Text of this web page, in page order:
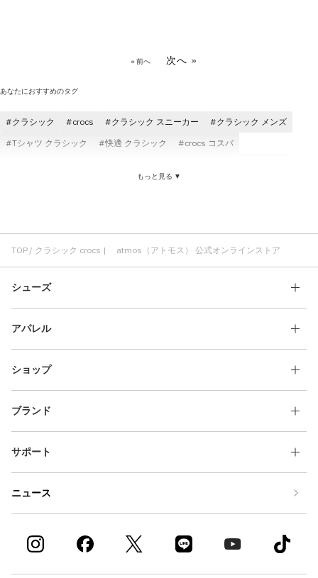
« 前へ 次へ »
あなたにおすすめのタグ
クラシック crocs クラシック スニーカー
クラシック メンズ
Tシャツ クラシック
快適 クラシック
crocs コスパ
クラシック ブラック
ロングパンツ クラシック サンダル crocs
もっと見る ▼
TOP クラシック crocs | atmos（アトモス） 公式オンラインストア
シューズ
アパレル
ショップ
ブランド
サポート
ニュース